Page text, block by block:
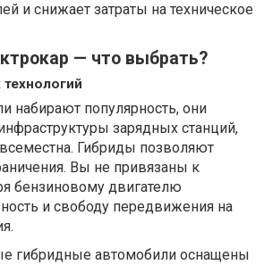
и снижает затраты на техническое
— что выбрать?
набирают популярность, они
зарядных станций,
Гибриды позволяют
Вы не привязаны к
бензиновому двигателю
и свободу передвижения на
гибридные автомобили оснащены